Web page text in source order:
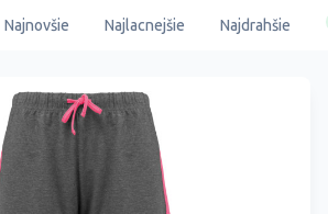
Najnovšie Najlacnejšie Najdrahšie